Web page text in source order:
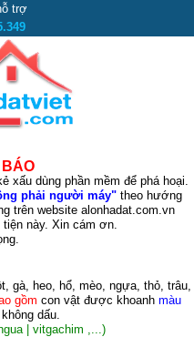
trợ
BÁO
xấu dùng phần mềm để phá hoại.
phải người máy"theo hướng
trên website alonhadat.com.vn
này. Xin cám ơn.
gà, heo, hổ, mèo, ngựa, thỏ, trâu,
gồm con vật được khoanh màu
dấu.
| vitgachim ,...)